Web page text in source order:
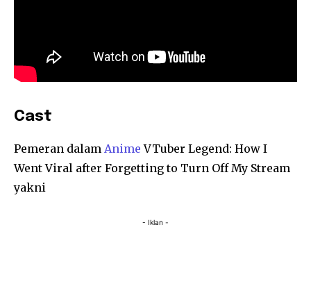
Cast
Pemeran dalam Anime VTuber Legend: How I
Went Viral after Forgetting to Turn Off My Stream
yakni
- Iklan -